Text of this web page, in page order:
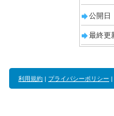
公開日
最終更
利用規約 | プライバシーポリシー |